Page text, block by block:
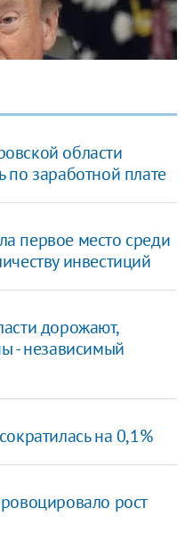
области
по заработной плате
первое место среди
инвестиций
дорожают,
- независимый
на 0,1%
рост